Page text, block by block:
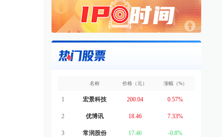
名称 价格（元） 涨幅（%）
1 宏景科技 200.04 0.57%
2 优博讯 18.46 7.33%
3 常润股份 17.46 -0.8%